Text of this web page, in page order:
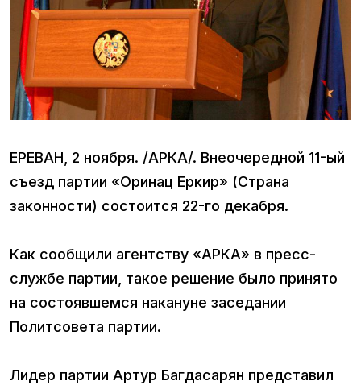
ЕРЕВАН, 2 ноября. /АРКА/. Внеочередной 11-ый
съезд партии «Оринац Еркир» (Страна
законности) состоится 22-го декабря.
Как сообщили агентству «АРКА» в пресс-
службе партии, такое решение было принято
на состоявшемся накануне заседании
Политсовета партии.
Лидер партии Артур Багдасарян представил